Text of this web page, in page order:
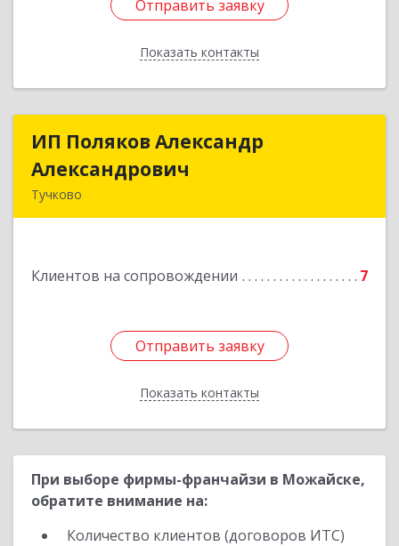
Отправить заявку
Показать контакты
Отправить заявку
Назад
ИП Поляков Александр
Александрович
Тучково
Клиентов на сопровождении 7
Отправить заявку
Показать контакты
ИП Поляков Александр
Подробнее
Отправить заявку
Назад
При выборе фирмы-франчайзи в Можайске,
обратите внимание на:
Количество клиентов (договоров ИТС)